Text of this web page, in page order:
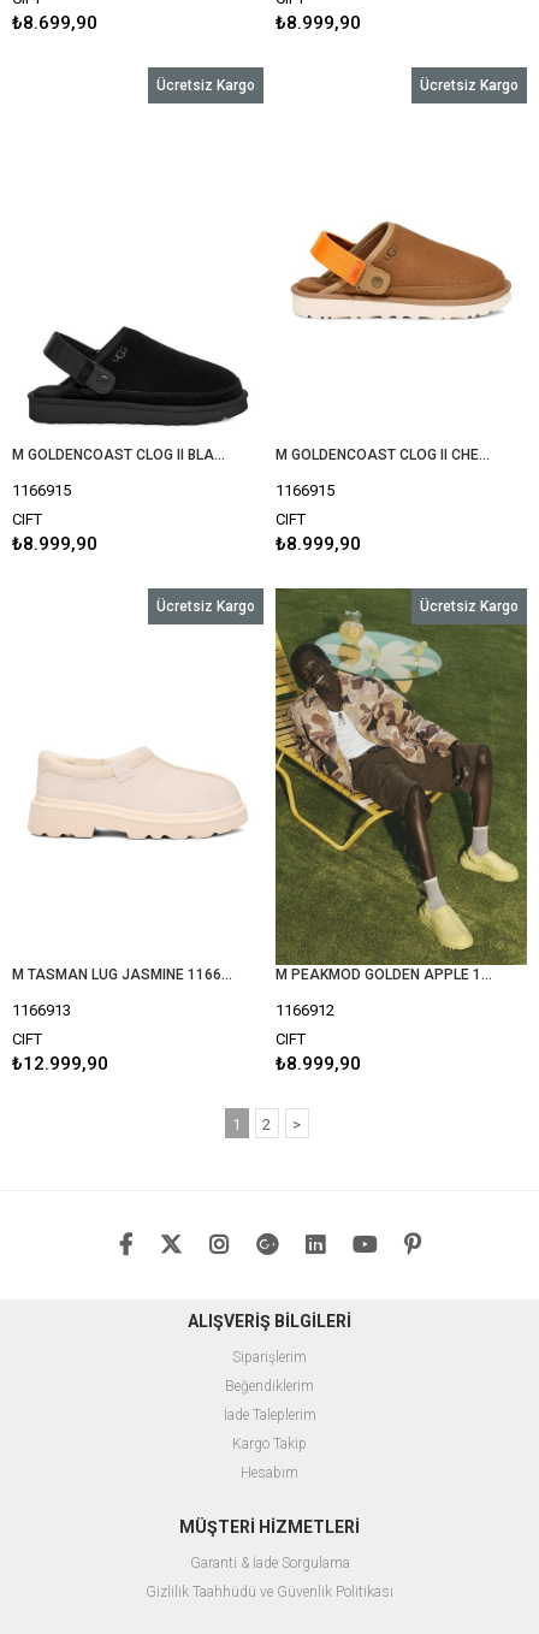
₺8.699,90 ₺8.999,90
M GOLDENCOAST CLOG II BLACK (SIYAH) 1166915
1166915
CIFT
₺8.999,90
Ücretsiz Kargo
M GOLDENCOAST CLOG II CHESTNUT / BRIGHT MELON 1166915
1166915
CIFT
₺8.999,90
Ücretsiz Kargo
M TASMAN LUG JASMINE 1166913
1166913
CIFT
₺12.999,90
Ücretsiz Kargo
M PEAKMOD GOLDEN APPLE 1166912
1166912
CIFT
₺8.999,90
Ücretsiz Kargo
1 2 >
ALIŞVERİŞ BİLGİLERİ
Siparişlerim
Beğendiklerim
İade Taleplerim
Kargo Takip
Hesabım
MÜŞTERİ HİZMETLERİ
Garanti & İade Sorgulama
Gizlilik Taahhüdü ve Güvenlik Politikası